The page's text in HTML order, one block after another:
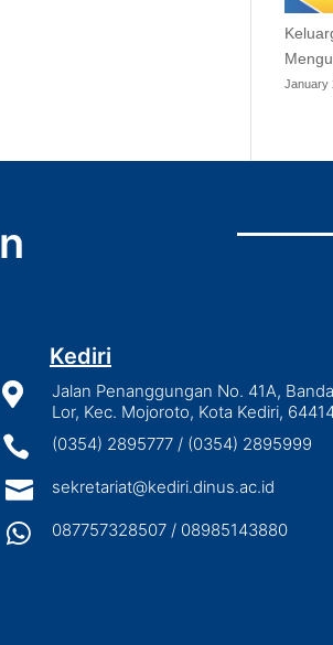
January
Kediri

Jalan Penanggungan No. 41A,
Lor, Kec. Mojoroto, Kota Kediri,
 (0354) 2895777 / (0354) 2895999
 sekretariat@kediri.dinus.ac.id
 087757328507 / 08985143880